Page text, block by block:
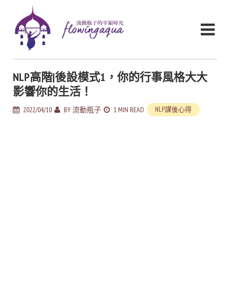
NLP高階|後設模式1，你的行事風格大大
影響你的生活！
2022/04/10 BY流動瓶子 1 MIN READ NLP課後心得